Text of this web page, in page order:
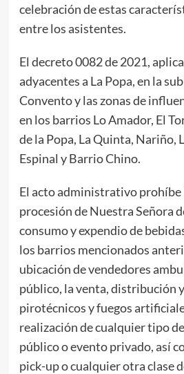
celebración de estas
entre los asistentes.
El decreto 0082 de 2021,
adyacentes a La Popa, en la
Convento y las zonas de
en los barrios Lo Amador, El
de la Popa, La Quinta, Nariño,
Espinal y Barrio Chino.
El acto administrativo prohíbe
procesión de Nuestra Señora
consumo y expendio de
los barrios mencionados
ubicación de vendedores
público, la venta, distribución
pirotécnicos y fuegos
realización de cualquier tipo
público o evento privado, así
pick-up o cualquier otra clase